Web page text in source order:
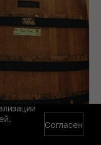
Согласен